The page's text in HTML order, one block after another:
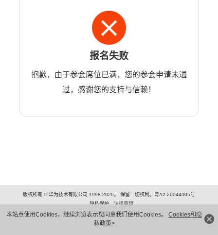
本站点使用Cookies，继续浏览表示您同意我们使用Cookies。 Cookies和隐
私政策>
报名失败
抱歉，由于参会席位已满，您的参会申请未通
过，感谢您的支持与信赖！
版权所有 © 华为技术有限公司 1998-2026。 保留一切权利。粤A2-20044005号
隐私保护
法律声明